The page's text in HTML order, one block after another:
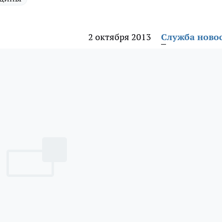
2 октября 2013 Служба